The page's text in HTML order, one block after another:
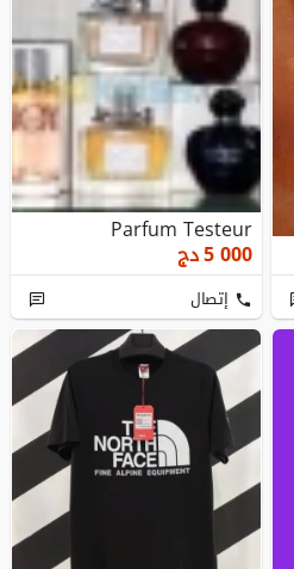
Parfum Testeur
5 000دج
إتصال